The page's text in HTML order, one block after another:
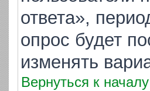
ответа»,
опрос будет
изменять
Вернуться к началу